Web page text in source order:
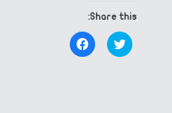
Share this:
Click
to
share
Click
to